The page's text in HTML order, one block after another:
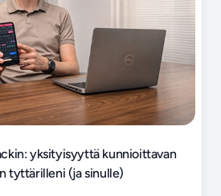
yksityisyyttä kunnioittavan
tyttärilleni (ja sinulle)